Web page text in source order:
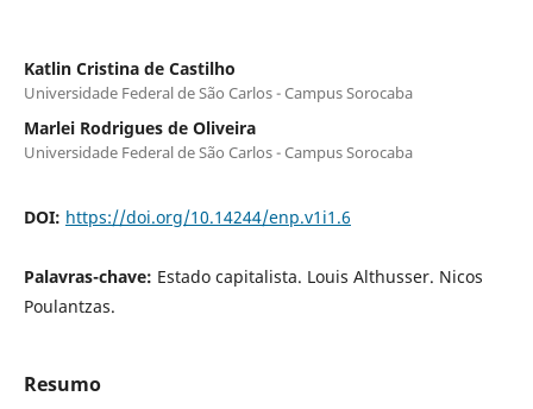
Katlin Cristina de Castilho
Universidade Federal de São Carlos - Campus Sorocaba
Marlei Rodrigues de Oliveira
Universidade Federal de São Carlos - Campus Sorocaba
DOI: https://doi.org/10.14244/enp.v1i1.6
Palavras-chave: Estado capitalista. Louis Althusser. Nicos
Poulantzas.
Resumo